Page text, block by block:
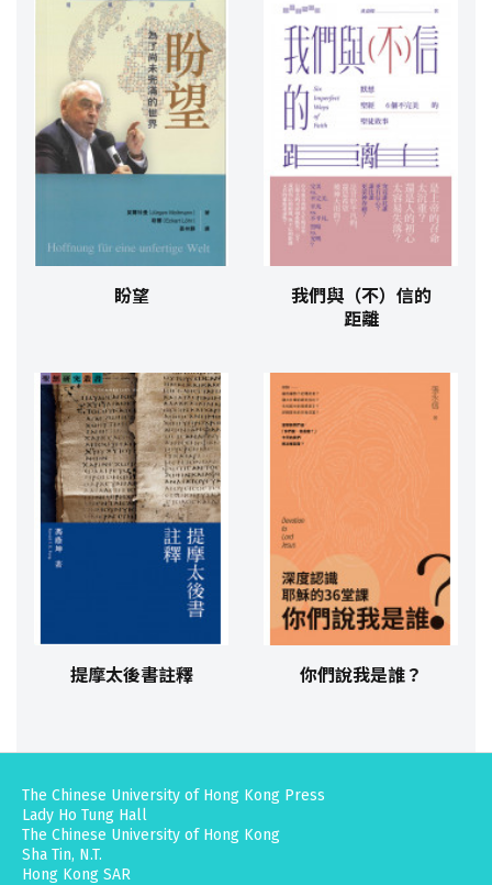
盼望
我們與（不）信的
距離
提摩太後書註釋 你們說我是誰？
The Chinese University of Hong Kong Press
Lady Ho Tung Hall
The Chinese University of Hong Kong
Sha Tin, N.T.
Hong Kong SAR